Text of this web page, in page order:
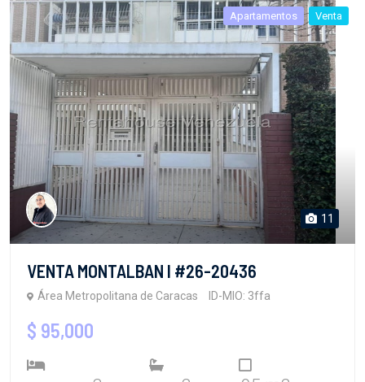
Apartamentos Venta
11
VENTA MONTALBAN I #26-20436
Área Metropolitana de Caracas ID-MIO: 3ffa
$ 95,000